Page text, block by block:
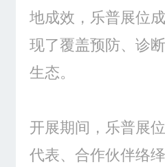
地成效，乐普展位
现了覆盖预防、诊
生态。
开展期间，乐普展
代表、合作伙伴络